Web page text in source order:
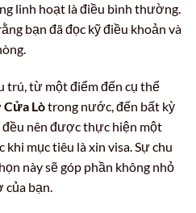
linh hoạt là điều bình thường.
bạn đã đọc kỹ điều khoản và
trú, từ một điểm đến cụ thể
Cửa Lòtrong nước, đến bất kỳ
đều nên được thực hiện một
mục tiêu là xin visa. Sự chu
này sẽ góp phần không nhỏ
bạn.